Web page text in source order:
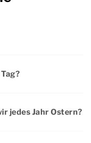
jedes Jahr Ostern?